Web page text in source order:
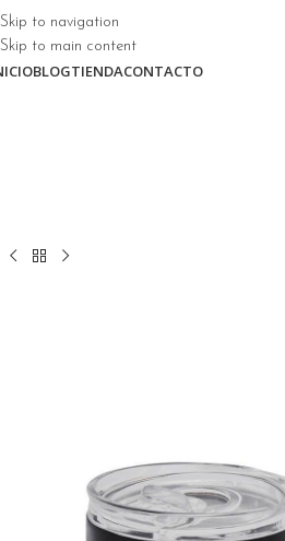
Skip to navigation
Skip to main content
BLOGTIENDACONTACTO